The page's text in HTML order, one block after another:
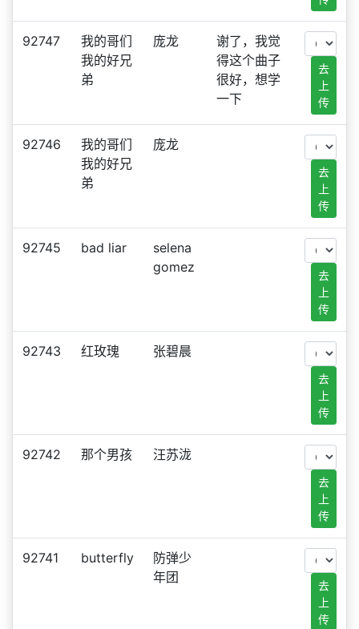
92747
我的哥们
我的好兄
弟
庞龙
谢了，我觉
得这个曲子
很好，想学
一下
去
上
传
92746
我的哥们
我的好兄
弟
庞龙
去
上
传
92745 bad liar
selena
gomez
去
上
传
92743 红玫瑰 张碧晨
去
上
传
92742 那个男孩 汪苏泷
去
上
传
92741 butterfly
防弹少
年团
去
上
传